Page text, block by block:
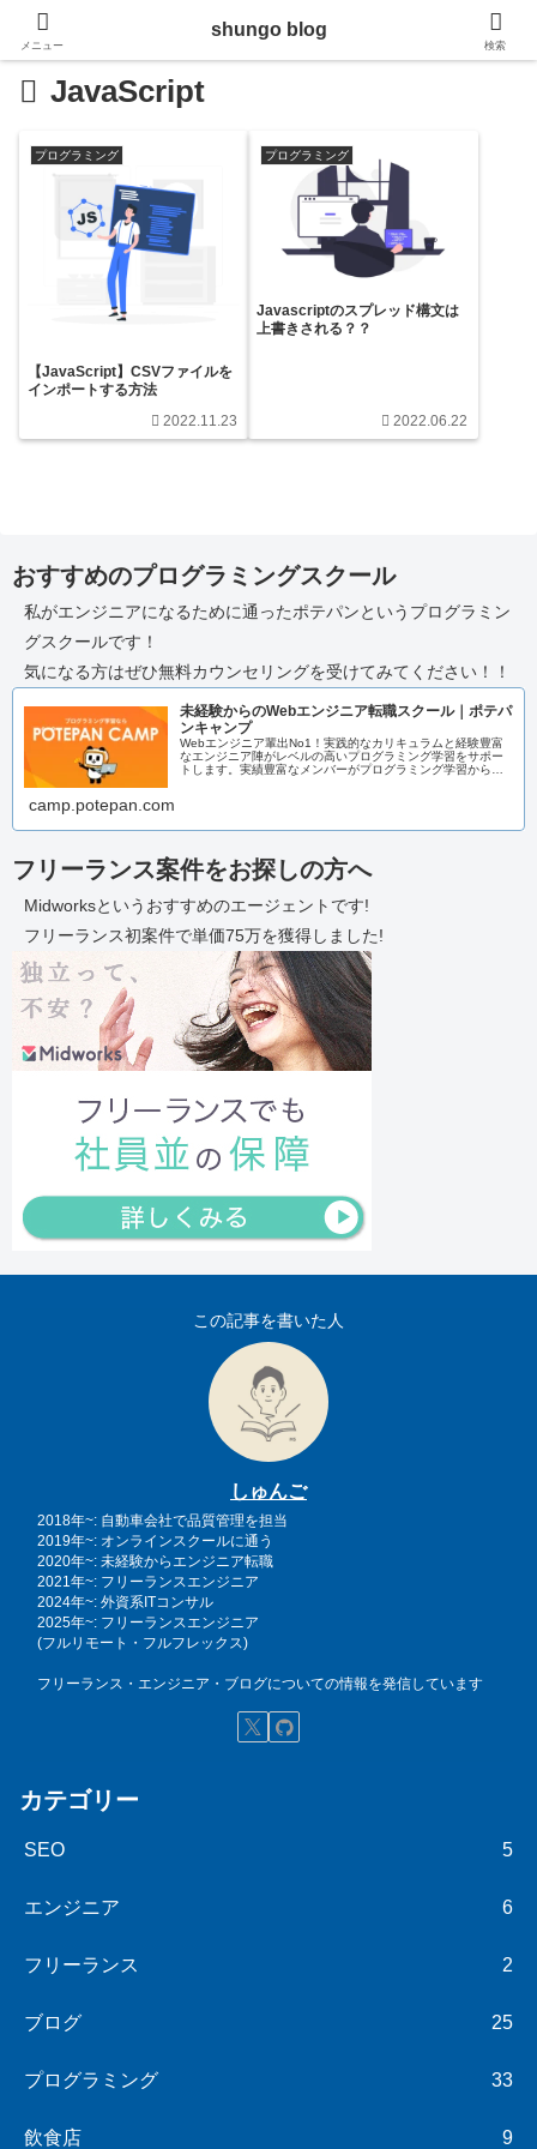
JavaScript
プログラミング
【JavaScript】CSVファイルを
インポートする方法
2022.11.23
プログラミング
Javascriptのスプレッド構文は
上書きされる？？
2022.06.22
おすすめのプログラミングスクール
私がエンジニアになるために通ったポテパンというプログラミン
グスクールです！
気になる方はぜひ無料カウンセリングを受けてみてください！！
未経験からのWebエンジニア転職スクール｜ポテパ
ンキャンプ
Webエンジニア輩出No1！実践的なカリキュラムと経験豊富
なエンジニア陣がレベルの高いプログラミング学習をサポー
トします。実績豊富なメンバーがプログラミング学習からエ
camp.potepan.com
フリーランス案件をお探しの方へ
Midworksというおすすめのエージェントです!
フリーランス初案件で単価75万を獲得しました!
この記事を書いた人
しゅんご
2018年~: 自動車会社で品質管理を担当
2019年~: オンラインスクールに通う
2020年~: 未経験からエンジニア転職
2021年~: フリーランスエンジニア
2024年~: 外資系ITコンサル
2025年~: フリーランスエンジニア
(フルリモート・フルフレックス)
フリーランス・エンジニア・ブログについての情報を発信しています
カテゴリー
SEO 5
エンジニア 6
フリーランス 2
ブログ 25
プログラミング 33
飲食店 9
メニュー
shungo blog
検索